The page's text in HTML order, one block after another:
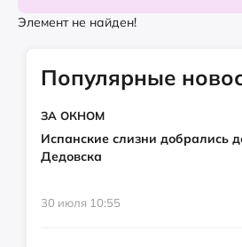
Элемент не найден!
Популярные
ЗА ОКНОМ
Испанские слизни добрались
Дедовска
30 июля 10:55